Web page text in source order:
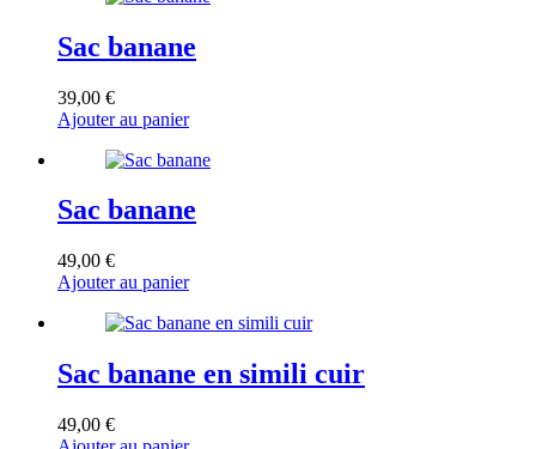
Sac banane
39,00 €
Ajouter au panier
Sac banane
49,00 €
Ajouter au panier
Sac banane en simili cuir
49,00 €